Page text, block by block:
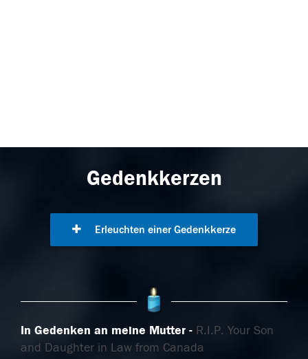
Gedenkkerzen
Erleuchten einer Gedenkkerze
In Gedenken an meine Mutter
R.I.P. Your Son
and Daughter in Law from Canada